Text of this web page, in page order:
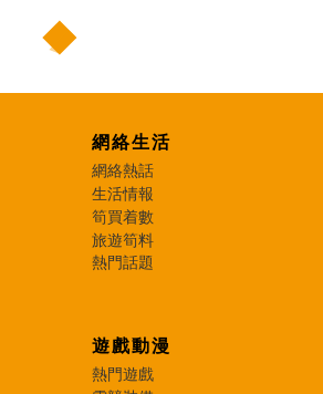
網絡生活
網絡熱話
生活情報
筍買着數
旅遊筍料
熱門話題
遊戲動漫
熱門遊戲